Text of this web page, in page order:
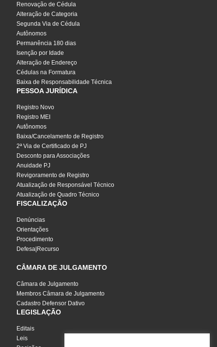
Renovação de Cédula
Alteração de Categoria
Segunda Via de Cédula
Autônomos
Permanência 180 dias
Isenção por Idade
Alteração de Endereço
Cédulas na Formatura
Baixa de Responsabilidade Técnica
PESSOA JURÍDICA
Registro Novo
Registro MEI
Autônomos
Baixa/Cancelamento de Registro
2ª Via de Certificado de PJ
Desconto para Associações
Anuidade PJ
Revigoramento de Registro
Atualização de Responsável Técnico
Atualização de Quadro Técnico
FISCALIZAÇÃO
Denúncias
Orientações
Procedimento
Defesa|Recurso
CÂMARA DE JULGAMENTO
Câmara de Julgamento
Membros Câmara de Julgamento
Cadastro Defensor Dativo
LEGISLAÇÃO
Editais
Leis